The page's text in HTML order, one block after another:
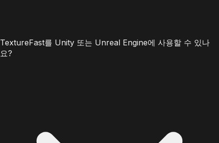
TextureFast를 Unity 또는 Unreal Engine에 사용할 수 있나
요?